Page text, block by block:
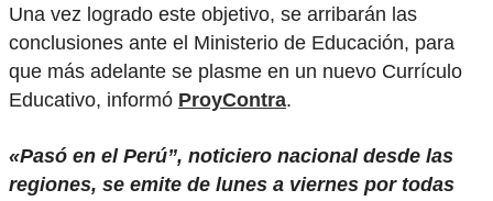
Una vez logrado este objetivo, se arribarán las
conclusiones ante el Ministerio de Educación, para
que más adelante se plasme en un nuevo Currículo
Educativo, informó ProyContra.
«Pasó en el Perú”, noticiero nacional desde las
regiones, se emite de lunes a viernes por todas